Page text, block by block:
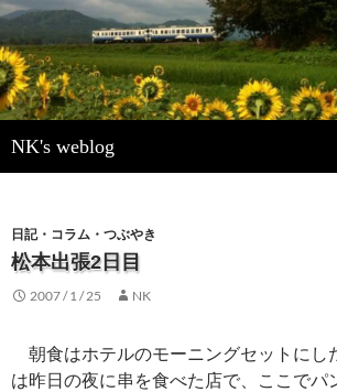
NK's weblog
索
ン
ツ
ス
プ
日記・コラム・つぶやき
松本出張2日目
2007 / 1 / 25 NK
朝食はホテルのモーニングセットにし
は昨日の夜に串を食べた店で、ここでパ